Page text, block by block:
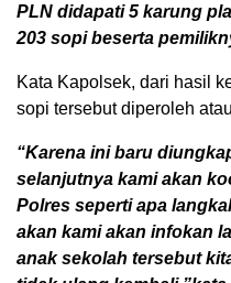
PLN didapati 5 karung
203 sopi beserta
Kata Kapolsek, dari hasil
sopi tersebut diperoleh
“Karena ini baru
selanjutnya kami akan
Polres seperti apa
akan kami akan infokan
anak sekolah tersebut